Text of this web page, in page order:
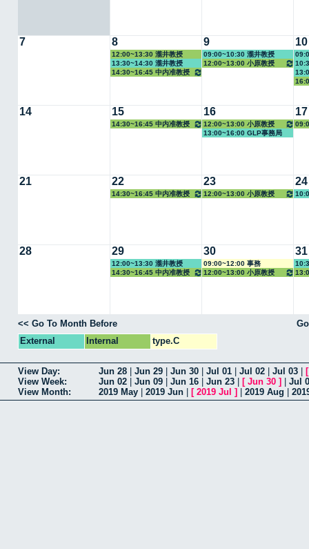
7 8
12:00~13:30 瀧井教授
13:30~14:30 瀧井教授
14:30~16:45 中内准教授
9
09:00~10:30 瀧井教授
12:00~13:00 小原教授
10
14 15
14:30~16:45 中内准教授
16
12:00~13:00 小原教授
13:00~16:00 GLP事務局
17
21 22
14:30~16:45 中内准教授
23
12:00~13:00 小原教授
24
28 29
12:00~13:30 瀧井教授
14:30~16:45 中内准教授
30
09:00~12:00 事務
12:00~13:00 小原教授
31
<< Go To Month Before
External
Internal type.C
View Day: Jun 28 Jun 29 Jun 30 Jul 01 Jul 02 Jul 03
View Week:
Jun 02 Jun 09 Jun 16 Jun 23 [ Jun 30 ]
Jul
View Month:
2019 May 2019 Jun [ 2019 Jul ] 2019 Aug